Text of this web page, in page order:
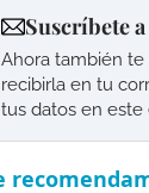
Suscríbete
Ahora también te
recibirla en tu
tus datos en este